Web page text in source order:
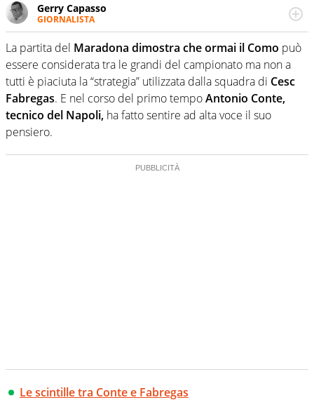
Gerry Capasso
GIORNALISTA
Per lui gli sport americani non hanno segreti: basket,
football, baseball e la capacità innata di trovare la notizia
dove altri non vedono granché
La partita del Maradona dimostra che ormai il Como può
essere considerata tra le grandi del campionato ma non a
tutti è piaciuta la “strategia” utilizzata dalla squadra di Cesc
Fabregas. E nel corso del primo tempoAntonio Conte,
tecnico del Napoli, ha fatto sentire ad alta voce il suo
pensiero.
Le scintille tra Conte e Fabregas